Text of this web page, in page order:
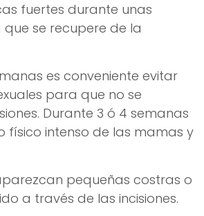
fuertes durante unas
se recupere de la
es conveniente evitar
para que no se
Durante 3 ó 4 semanas
físico intenso de las mamas y
pequeñas costras o
a través de las incisiones.